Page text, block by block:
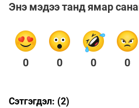
Энэ мэдээ танд ямар
0 0 0 0
Сэтгэгдэл: (2)